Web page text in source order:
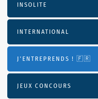
INSOLITE
INTERNATIONAL
J'ENTREPRENDS ! 🇫🇷
JEUX CONCOURS